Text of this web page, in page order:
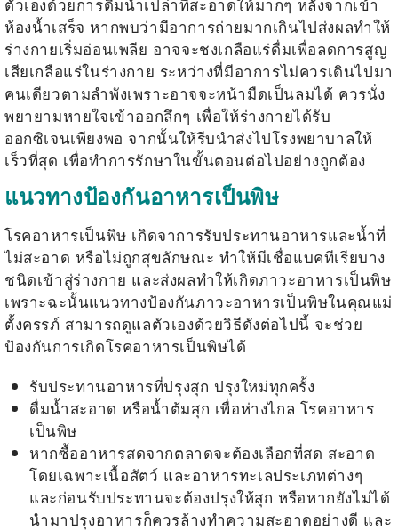
ห้องน้ำเสร็จ หากพบว่ามีอาการถ่ายมากเกินไปส่งผลทำให้
ร่างกายเริ่มอ่อนเพลีย อาจจะชงเกลือแร่ดื่มเพื่อลดการสูญ
เสียเกลือแร่ในร่างกาย ระหว่างที่มีอาการไม่ควรเดินไปมา
คนเดียวตามลำพังเพราะอาจจะหน้ามืดเป็นลมได้ ควรนั่ง
พยายามหายใจเข้าออกลึกๆ เพื่อให้ร่างกายได้รับ
ออกซิเจนเพียงพอ จากนั้นให้รีบนำส่งไปโรงพยาบาลให้
เร็วที่สุด เพื่อทำการรักษาในขั้นตอนต่อไปอย่างถูกต้อง
แนวทางป้องกันอาหารเป็นพิษ
โรคอาหารเป็นพิษ เกิดจาการรับประทานอาหารและน้ำที่
ไม่สะอาด หรือไม่ถูกสุขลักษณะ ทำให้มีเชื่อแบคทีเรียบาง
ชนิดเข้าสู่ร่างกาย และส่งผลทำให้เกิดภาวะอาหารเป็นพิษ
เพราะฉะนั้นแนวทางป้องกันภาวะอาหารเป็นพิษในคุณแม่
ตั้งครรภ์ สามารถดูแลตัวเองด้วยวิธีดังต่อไปนี้ จะช่วย
ป้องกันการเกิดโรคอาหารเป็นพิษได้
รับประทานอาหารที่ปรุงสุก ปรุงใหม่ทุกครั้ง
ดื่มน้ำสะอาด หรือน้ำต้มสุก เพื่อห่างไกล โรคอาหาร
เป็นพิษ
หากซื้ออาหารสดจากตลาดจะต้องเลือกที่สด สะอาด
โดยเฉพาะเนื้อสัตว์ และอาหารทะเลประเภทต่างๆ
และก่อนรับประทานจะต้องปรุงให้สุก หรือหากยังไม่ได้
นำมาปรุงอาหารก็ควรล้างทำความสะอาดอย่างดี และ